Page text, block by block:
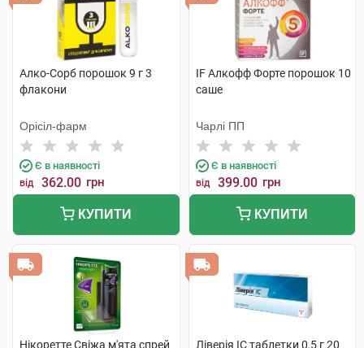
Алко-Сорб порошок 9 г 3
флакони
Орісіл-фарм
Є в наявності
від 362.00 грн
КУПИТИ
IF Алкофф Форте порошок 10
саше
Чарлі ПП
Є в наявності
від 399.00 грн
КУПИТИ
Нікоретте Свіжа м'ята спрей Ліверія IC таблетки 0,5 г 20